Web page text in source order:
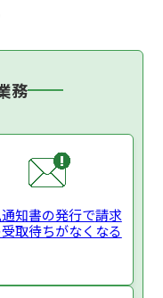
務
知書の発行で請求
取待ちがなくなる